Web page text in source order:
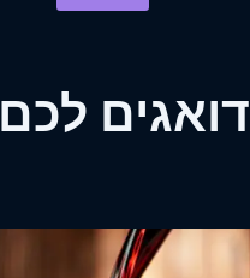
...דואגים לכם